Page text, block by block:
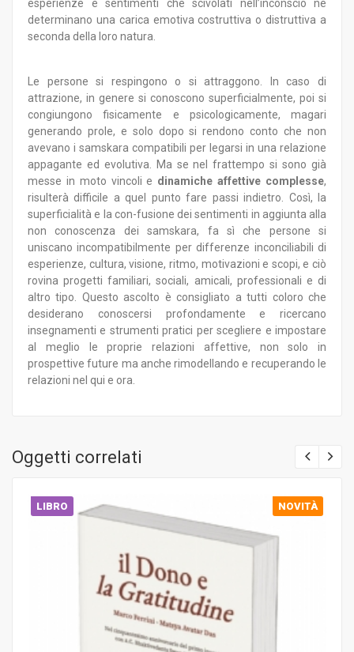
esperienze e sentimenti che scivolati nell’inconscio ne
determinano una carica emotiva costruttiva o distruttiva a
seconda della loro natura.
Le persone si respingono o si attraggono. In caso di
attrazione, in genere si conoscono superficialmente, poi si
congiungono fisicamente e psicologicamente, magari
generando prole, e solo dopo si rendono conto che non
avevano i samskara compatibili per legarsi in una relazione
appagante ed evolutiva. Ma se nel frattempo si sono già
messe in moto vincoli e dinamiche affettive complesse,
risulterà difficile a quel punto fare passi indietro. Così, la
superficialità e la con-fusione dei sentimenti in aggiunta alla
non conoscenza dei samskara, fa sì che persone si
uniscano incompatibilmente per differenze inconciliabili di
esperienze, cultura, visione, ritmo, motivazioni e scopi, e ciò
rovina progetti familiari, sociali, amicali, professionali e di
altro tipo. Questo ascolto è consigliato a tutti coloro che
desiderano conoscersi profondamente e ricercano
insegnamenti e strumenti pratici per scegliere e impostare
al meglio le proprie relazioni affettive, non solo in
prospettive future ma anche rimodellando e recuperando le
relazioni nel qui e ora.
Oggetti correlati
LIBRO NOVITÀ